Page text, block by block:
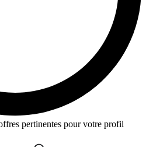
pertinentes pour votre profil